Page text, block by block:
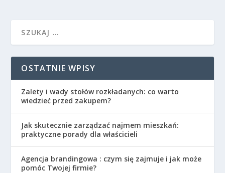
OSTATNIE WPISY
Zalety i wady stołów rozkładanych: co warto
wiedzieć przed zakupem?
Jak skutecznie zarządzać najmem mieszkań:
praktyczne porady dla właścicieli
Agencja brandingowa : czym się zajmuje i jak może
pomóc Twojej firmie?